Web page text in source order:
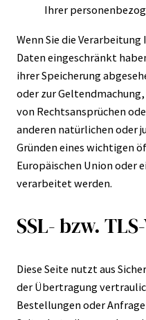
Ihrer
Wenn Sie die
Daten eingeschränkt
ihrer Speicherung
oder zur
von Rechtsansprüchen
anderen natürlichen oder
Gründen eines wichtigen
Europäischen Union oder
verarbeitet werden.
SSL- bzw.
Diese Seite nutzt aus
der Übertragung
Bestellungen oder